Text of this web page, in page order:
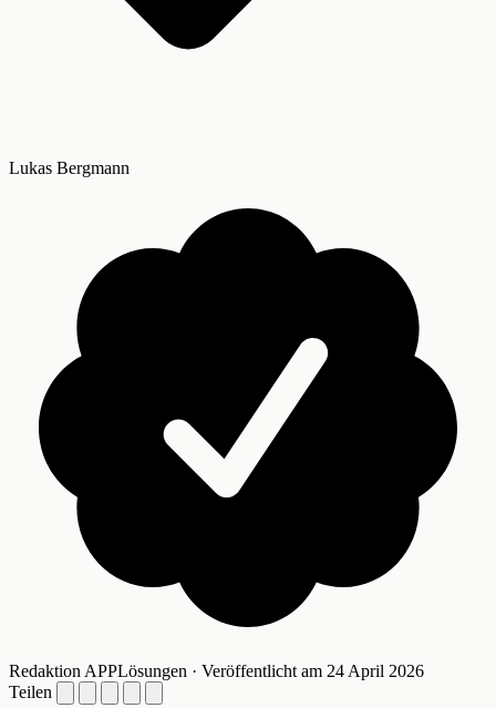
Lukas Bergmann
Redaktion APPLösungen · Veröffentlicht am 24 April 2026
Teilen